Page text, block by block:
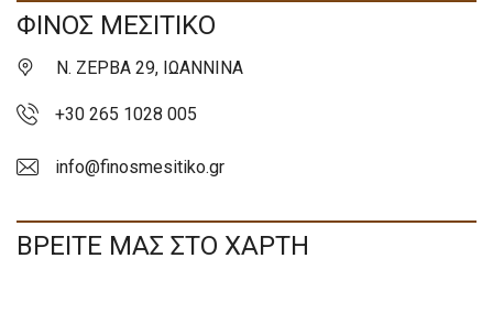
ΦΙΝΟΣ ΜΕΣΙΤΙΚΟ
Ν. ΖΕΡΒΑ 29, ΙΩΑΝΝΙΝΑ
+30 265 1028 005
info@finosmesitiko.gr
ΒΡΕΙΤΕ ΜΑΣ ΣΤΟ ΧΑΡΤΗ